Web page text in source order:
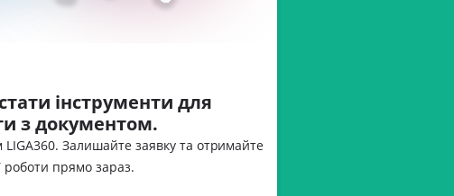
інструменти для
з документом.
LIGA360. Залишайте заявку та отримайте
роботи прямо зараз.